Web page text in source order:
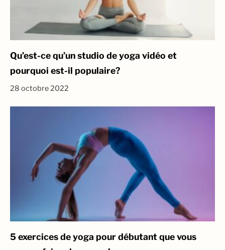
Qu’est-ce qu’un studio de yoga vidéo et
pourquoi est-il populaire?
28 octobre 2022
5 exercices de yoga pour débutant que vous